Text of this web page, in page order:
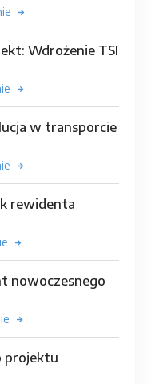
Wdrożenie TSI
w transporcie
rewidenta
nowoczesnego
projektu